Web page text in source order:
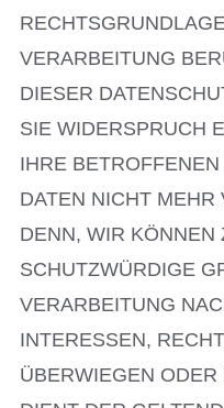
VERARBEITUNG
DIESER
SIE WIDERSPRUCH
IHRE
DATEN NICHT MEHR
DENN, WIR KÖNNEN
SCHUTZWÜRDIGE
VERARBEITUNG
INTERESSEN,
ÜBERWIEGEN